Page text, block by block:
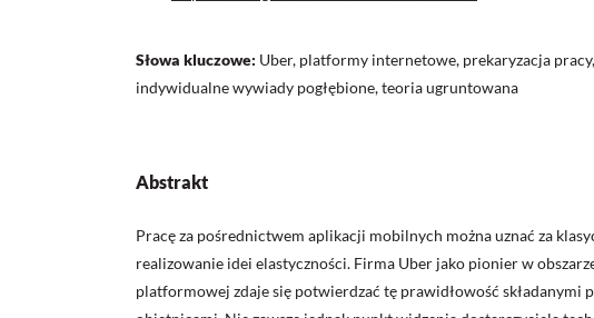
Słowa kluczowe: Uber, platformy internetowe, prekaryzacja pracy,
indywidualne wywiady pogłębione, teoria ugruntowana
Abstrakt
Pracę za pośrednictwem aplikacji mobilnych można uznać za
realizowanie idei elastyczności. Firma Uber jako pionier w
platformowej zdaje się potwierdzać tę prawidłowość składanymi